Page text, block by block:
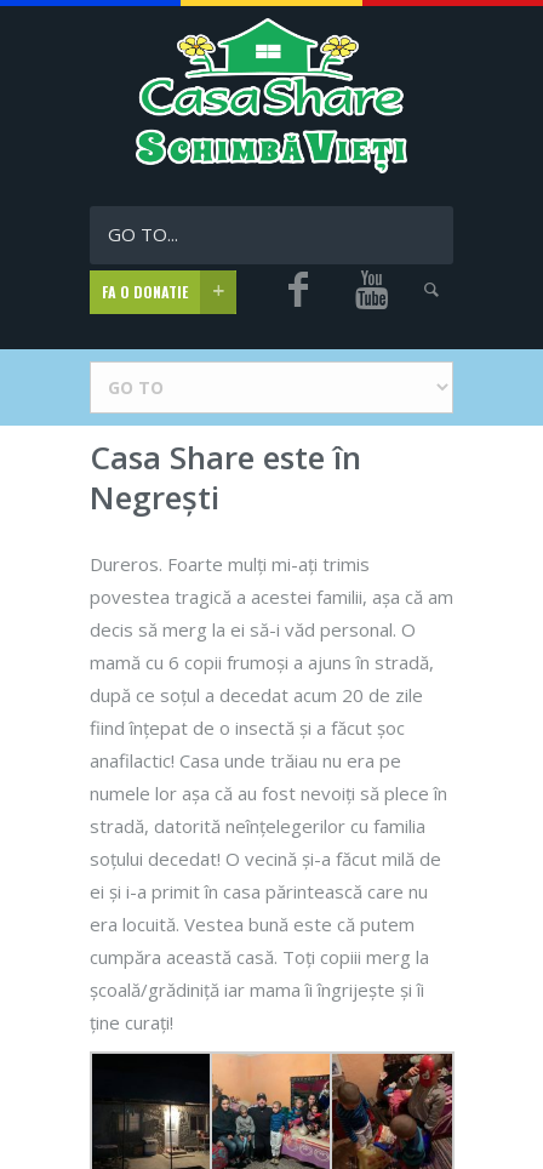
GO TO...
FA O DONATIE
Casa Share este în
Negrești
Dureros. Foarte mulți mi-ați trimis
povestea tragică a acestei familii, așa că am
decis să merg la ei să-i văd personal. O
mamă cu 6 copii frumoși a ajuns în stradă,
după ce soțul a decedat acum 20 de zile
fiind înțepat de o insectă și a făcut șoc
anafilactic! Casa unde trăiau nu era pe
numele lor așa că au fost nevoiți să plece în
stradă, datorită neînțelegerilor cu familia
soțului decedat! O vecină și-a făcut milă de
ei și i-a primit în casa părintească care nu
era locuită. Vestea bună este că putem
cumpăra această casă. Toți copiii merg la
școală/grădiniță iar mama îi îngrijește și îi
ține curați!